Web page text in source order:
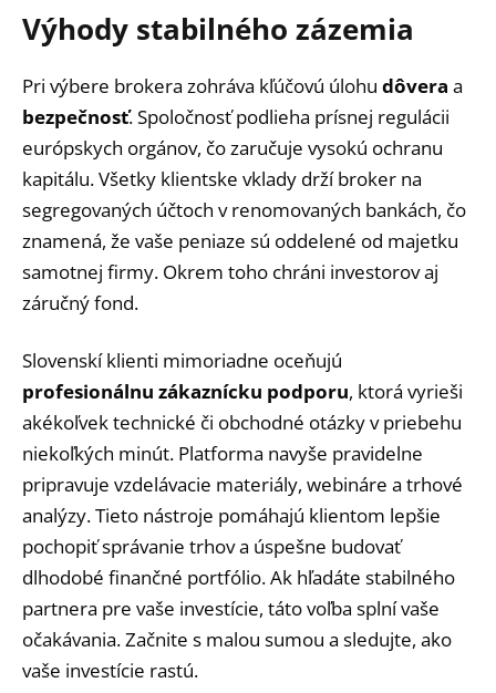
Výhody stabilného zázemia
Pri výbere brokera zohráva kľúčovú úlohu dôvera a
bezpečnosť. Spoločnosť podlieha prísnej regulácii
európskych orgánov, čo zaručuje vysokú ochranu
kapitálu. Všetky klientske vklady drží broker na
segregovaných účtoch v renomovaných bankách, čo
znamená, že vaše peniaze sú oddelené od majetku
samotnej firmy. Okrem toho chráni investorov aj
záručný fond.
Slovenskí klienti mimoriadne oceňujú
profesionálnu zákaznícku podporu, ktorá vyrieši
akékoľvek technické či obchodné otázky v priebehu
niekoľkých minút. Platforma navyše pravidelne
pripravuje vzdelávacie materiály, webináre a trhové
analýzy. Tieto nástroje pomáhajú klientom lepšie
pochopiť správanie trhov a úspešne budovať
dlhodobé finančné portfólio. Ak hľadáte stabilného
partnera pre vaše investície, táto voľba splní vaše
očakávania. Začnite s malou sumou a sledujte, ako
vaše investície rastú.